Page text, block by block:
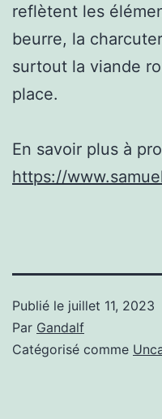
reflètent les
beurre, la
surtout la viande
place.
En savoir plus à
https://
Publié le juillet 11, 2023
Par Gandalf
Catégorisé comme